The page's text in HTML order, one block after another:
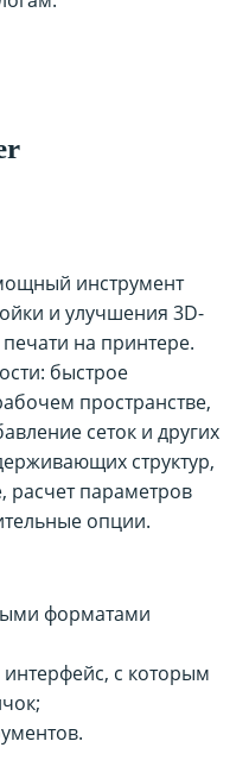
инструмент
и улучшения 3D-
на принтере.
быстрое
пространстве,
сеток и других
структур,
расчет параметров
опции.
форматами
с которым